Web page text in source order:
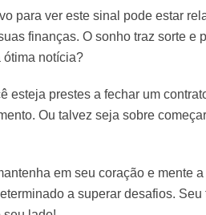
para ver este sinal pode estar
finanças. O sonho traz sorte e
ótima notícia?
esteja prestes a fechar um
Ou talvez seja sobre
em seu coração e mente
a superar desafios.